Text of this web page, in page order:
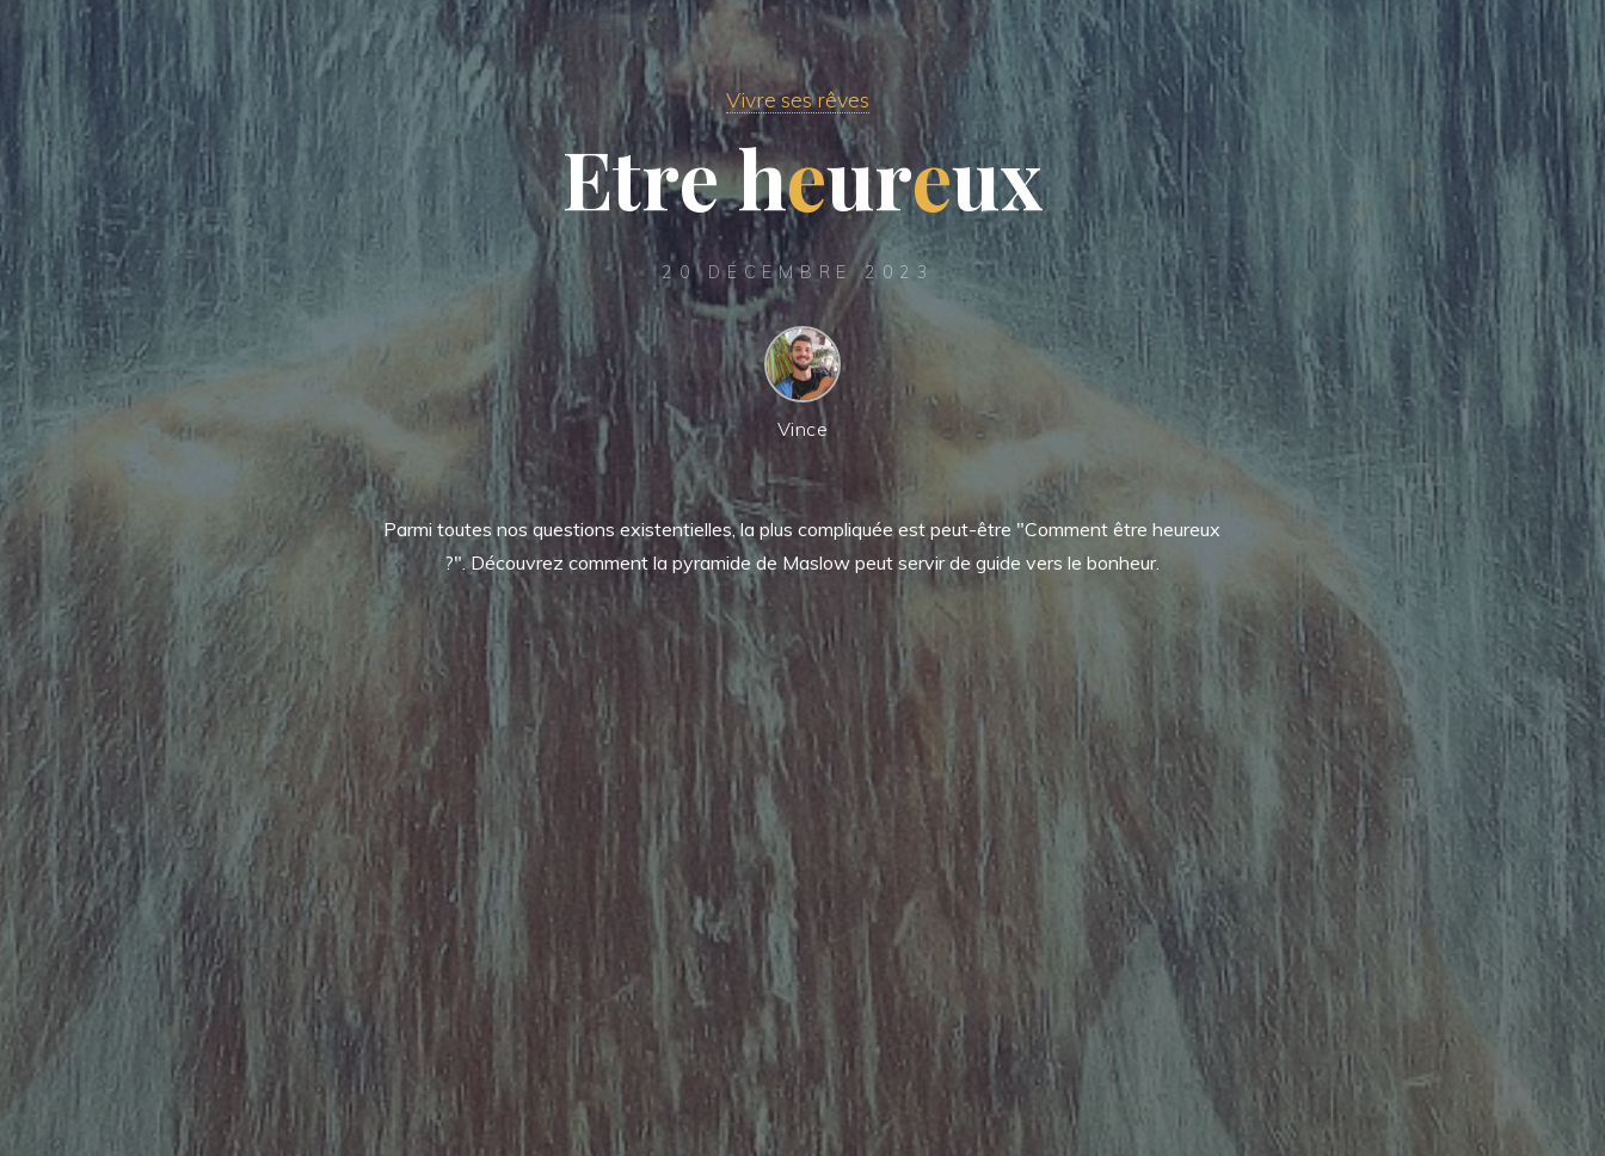
Vivre ses rêves
Etre
eheur
reux
20 DÉCEMBRE 2023
Vince
Parmi toutes nos questions existentielles, la plus compliquée est peut-être "Comment être heureux
?". Découvrez comment la pyramide de Maslow peut servir de guide vers le bonheur.